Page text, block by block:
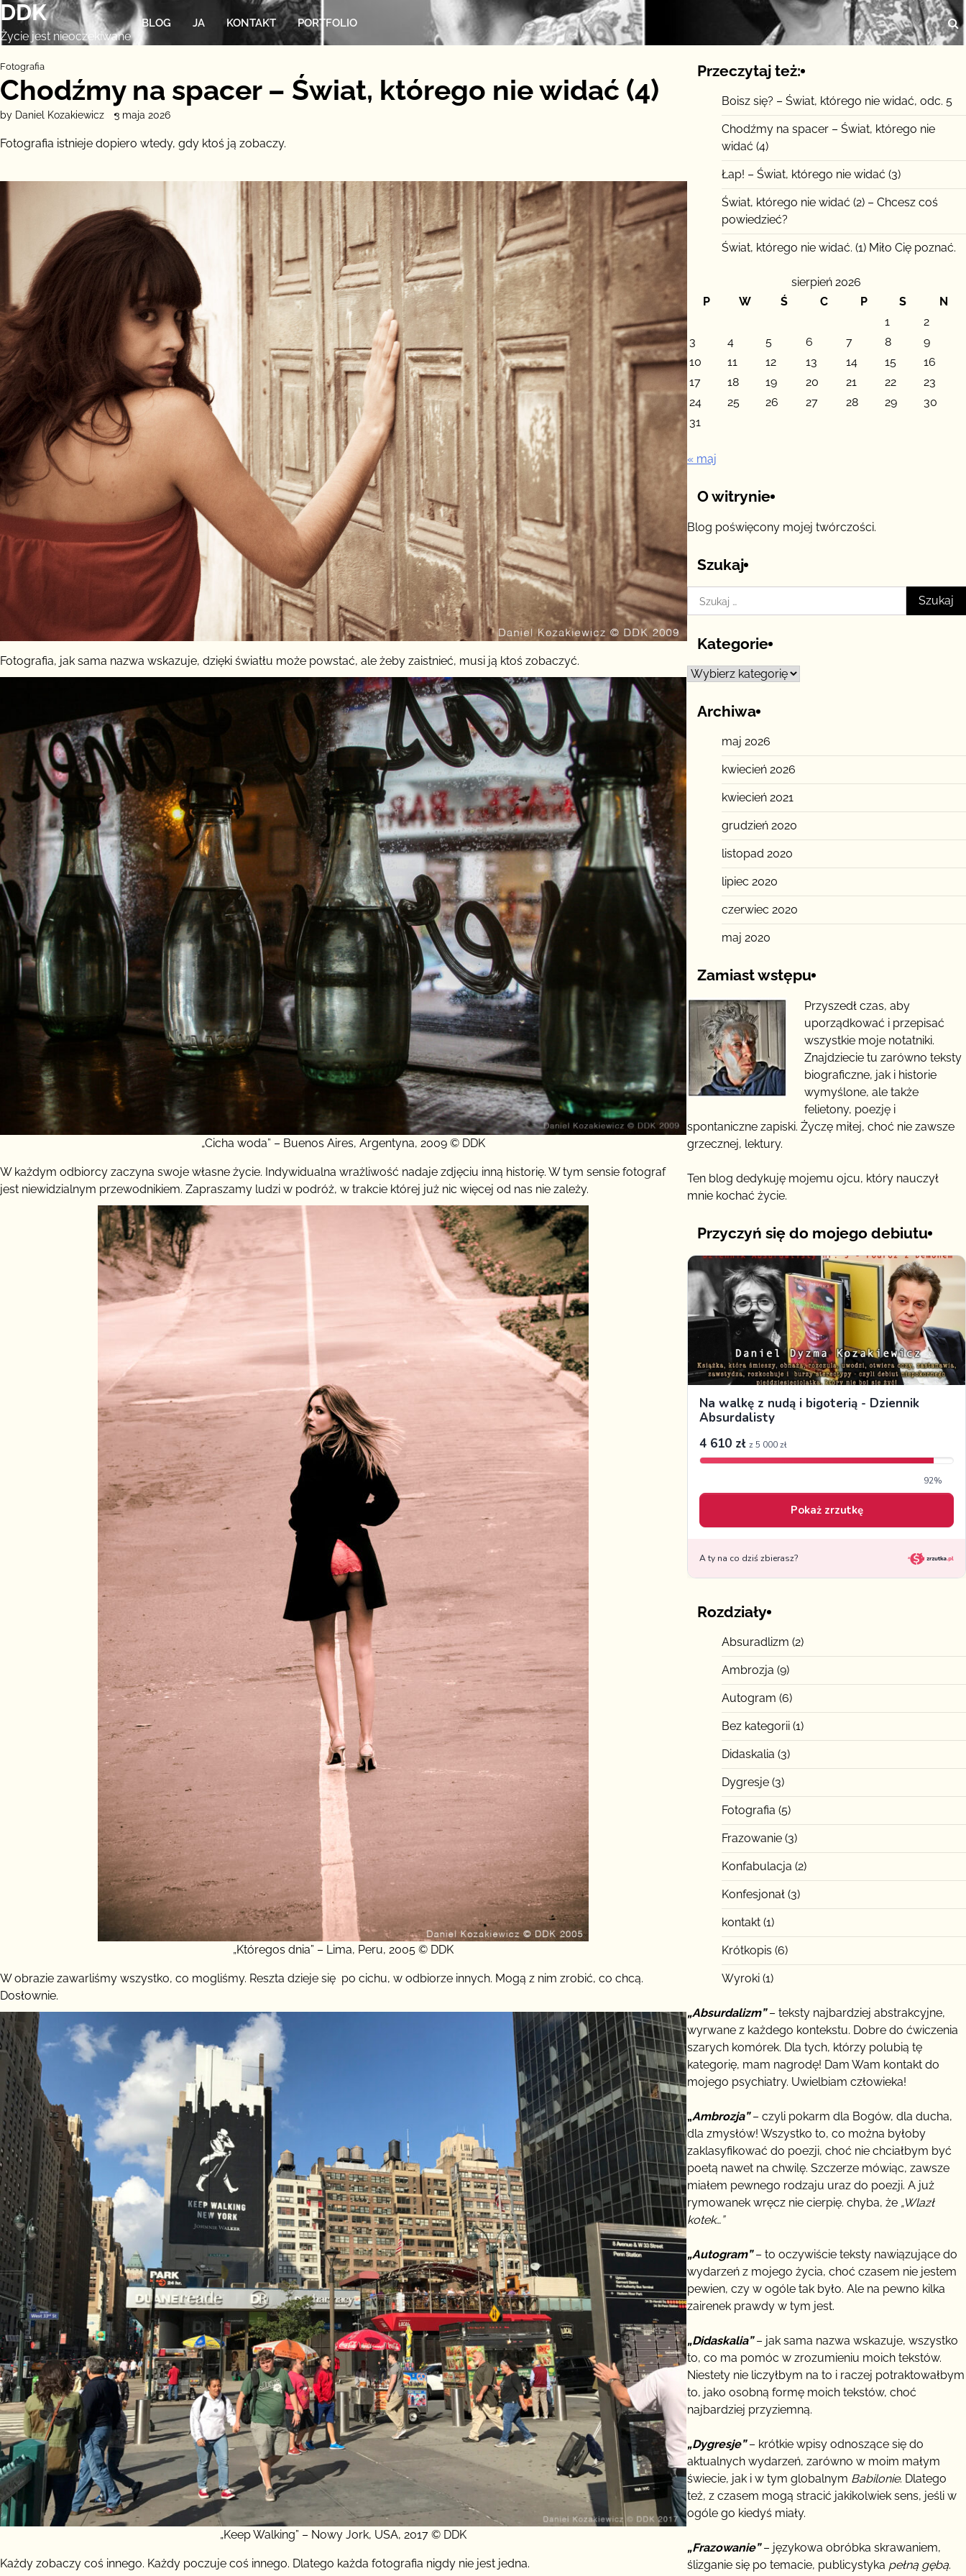
Skip
to
content
DDK
Życie jest nieoczekiwane
BLOG JA KONTAKT PORTFOLIO
Fotografia
Chodźmy na spacer – Świat, którego nie widać (4)
by Daniel Kozakiewicz 3 maja 2026
Fotografia istnieje dopiero wtedy, gdy ktoś ją zobaczy.
Fotografia, jak sama nazwa wskazuje, dzięki światłu może powstać, ale żeby zaistnieć, musi ją ktoś zobaczyć.
„Cicha woda” – Buenos Aires, Argentyna, 2009 © DDK
W każdym odbiorcy zaczyna swoje własne życie. Indywidualna wrażliwość nadaje zdjęciu inną historię. W tym sensie fotograf
jest niewidzialnym przewodnikiem. Zapraszamy ludzi w podróż, w trakcie której już nic więcej od nas nie zależy.
„Któregos dnia” – Lima, Peru, 2005 © DDK
W obrazie zawarliśmy wszystko, co mogliśmy. Reszta dzieje się po cichu, w odbiorze innych. Mogą z nim zrobić, co chcą.
Dosłownie.
„Keep Walking” – Nowy Jork, USA, 2017 © DDK
Każdy zobaczy coś innego. Każdy poczuje coś innego. Dlatego każda fotografia nigdy nie jest jedna.
Przeczytaj też:
Boisz się? – Świat, którego nie widać, odc. 5
Chodźmy na spacer – Świat, którego nie
widać (4)
Łap! – Świat, którego nie widać (3)
Świat, którego nie widać (2) – Chcesz coś
powiedzieć?
Świat, którego nie widać. (1) Miło Cię poznać.
sierpień 2026
P
W Ś C P S
N
1
2
3
4 5 6 7 8
9
10
11 12 13 14 15
16
17
18 19 20 21 22
23
24
25 26 27 28 29
30
31
« maj
O witrynie
Blog poświęcony mojej twórczości.
Szukaj
Szukaj:
Kategorie
Kategorie
Archiwa
maj 2026
kwiecień 2026
kwiecień 2021
grudzień 2020
listopad 2020
lipiec 2020
czerwiec 2020
maj 2020
Zamiast wstępu
Przyszedł czas, aby
uporządkować i przepisać
wszystkie moje notatniki.
Znajdziecie tu zarówno teksty
biograficzne, jak i historie
wymyślone, ale także
felietony, poezję i
spontaniczne zapiski. Życzę miłej, choć nie zawsze
grzecznej, lektury.
Ten blog dedykuję mojemu ojcu, który nauczył
mnie kochać życie.
Przyczyń się do mojego debiutu
Rozdziały
Absuradlizm (2)
Ambrozja (9)
Autogram (6)
Bez kategorii(1)
Didaskalia (3)
Dygresje(3)
Fotografia (5)
Frazowanie(3)
Konfabulacja (2)
Konfesjonał(3)
kontakt(1)
Krótkopis (6)
Wyroki(1)
„Absurdalizm”– teksty najbardziej abstrakcyjne,
wyrwane z każdego kontekstu. Dobre do ćwiczenia
szarych komórek. Dla tych, którzy polubią tę
kategorię, mam nagrodę! Dam Wam kontakt do
mojego psychiatry. Uwielbiam człowieka!
„Ambrozja”– czyli pokarm dla Bogów, dla ducha,
dla zmysłów! Wszystko to, co można byłoby
zaklasyfikować do poezji, choć nie chciałbym być
poetą nawet na chwilę. Szczerze mówiąc, zawsze
miałem pewnego rodzaju uraz do poezji. A już
rymowanek wręcz nie cierpię. chyba, że „Wlazł
kotek…”
„Autogram”– to oczywiście teksty nawiązujące do
wydarzeń z mojego życia, choć czasem nie jestem
pewien, czy w ogóle tak było. Ale na pewno kilka
zairenek prawdy w tym jest.
„Didaskalia”– jak sama nazwa wskazuje, wszystko
to, co ma pomóc w zrozumieniu moich tekstów.
Niestety nie liczyłbym na to i raczej potraktowałbym
to, jako osobną formę moich tekstów, choć
najbardziej przyziemną.
„Dygresje”– krótkie wpisy odnoszące się do
aktualnych wydarzeń, zarówno w moim małym
świecie, jak i w tym globalnym Babilonie. Dlatego
też, z czasem mogą stracić jakikolwiek sens, jeśli w
ogóle go kiedyś miały.
„Frazowanie”– językowa obróbka skrawaniem,
ślizganie się po temacie, publicystyka pełną gębą.